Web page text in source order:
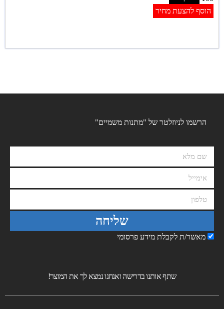
הוסף להצעת מחיר
הרשמו לניוזלטר של "מתנות משמיים"
מאשר/ת לקבלת מידע פרסומי
שליחה
שתף אותנו בדרישה ואנחנו נמצא לך את המוצר!